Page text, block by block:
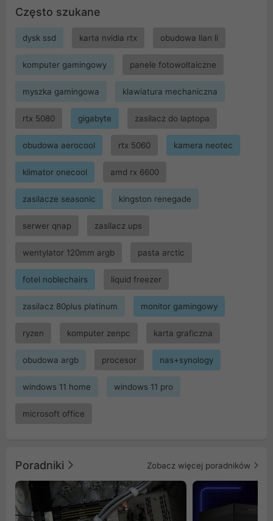
Często szukane
dysk ssd karta nvidia rtx obudowa lian li
komputer gamingowy panele fotowoltaiczne
myszka gamingowa klawiatura mechaniczna
rtx 5080 gigabyte zasilacz do laptopa
obudowa aerocool rtx 5060 kamera neotec
klimator onecool amd rx 6600
zasilacze seasonic kingston renegade
serwer qnap zasilacz ups
wentylator 120mm argb pasta arctic
fotel noblechairs liquid freezer
zasilacz 80plus platinum monitor gamingowy
ryzen komputer zenpc karta graficzna
obudowa argb procesor nas+synology
windows 11 home windows 11 pro
microsoft office
Poradniki Zobacz więcej poradników